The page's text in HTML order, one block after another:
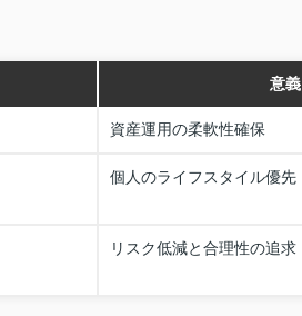
意義
資産運用の柔軟性確保
個人のライフスタイル優先
リスク低減と合理性の追求